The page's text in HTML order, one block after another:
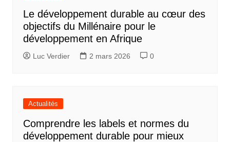
Le développement durable au cœur des
objectifs du Millénaire pour le
développement en Afrique
Luc Verdier 2 mars 2026 0
Actualités
Comprendre les labels et normes du
développement durable pour mieux